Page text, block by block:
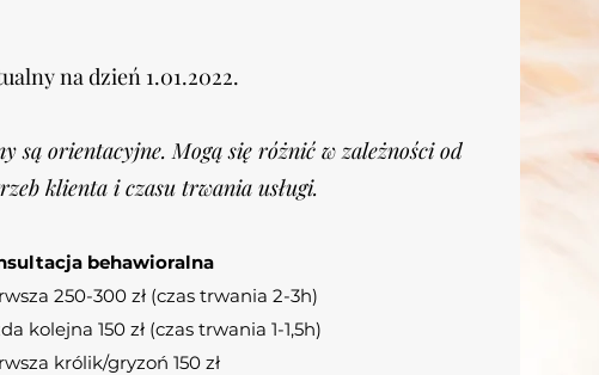
na dzień 1.01.2022.
są orientacyjne. Mogą się różnić w zależności od
klienta i czasu trwania usługi.
behawioralna
250-300 zł (czas trwania 2-3h)
kolejna 150 zł (czas trwania 1-1,5h)
królik/gryzoń 150 zł